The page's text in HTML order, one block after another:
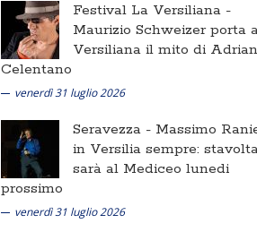
Festival La Versiliana -
Maurizio Schweizer porta
Versiliana il mito di
Celentano
venerdì 31 luglio 2026
Seravezza - Massimo
in Versilia sempre:
sarà al Mediceo lunedi
prossimo
venerdì 31 luglio 2026